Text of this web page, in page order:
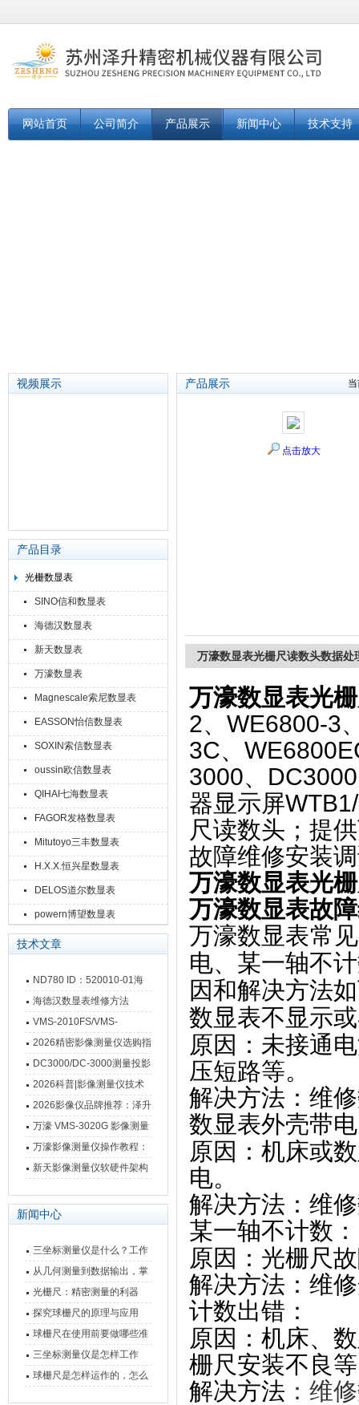
网站首页 公司简介 产品展示 新闻中心 技术支持
视频展示
产品目录
光栅数显表
SINO信和数显表
海德汉数显表
新天数显表
万濠数显表
Magnescale索尼数显表
EASSON怡信数显表
SOXIN索信数显表
oussin欧信数显表
QIHAI七海数显表
FAGOR发格数显表
Mitutoyo三丰数显表
H.X.X.恒兴星数显表
DELOS道尔数显表
powern博望数显表
技术文章
ND780 ID：520010-01海
德汉数显表故障维修内容
海德汉数显表维修方法
VMS-2010FS/VMS-
3020FS/VMS-4030FS手动
影像测量仪技术参数
2026精密影像测量仪选购指
南 靠谱品牌一站式选型推荐
DC3000/DC-3000测量投影
仪万濠数据处理器数显表故
障维修方法
2026科普|影像测量仪技术
原理、分类及选型应用
2026影像仪品牌推荐：泽升
影像测量仪选型指南
万濠 VMS-3020G 影像测量
仪技术规格与应用解析
万濠影像测量仪操作教程：
从开机到出报告，新手也能
新天影像测量仪软硬件架构
新闻中心
三坐标测量仪是什么？工作
原理、分类与核心功能一次
讲清
从几何测量到数据输出，掌
握万濠影像测量仪的六大核
心能力
光栅尺：精密测量的利器
探究球栅尺的原理与应用
球栅尺在使用前要做哪些准
备工作？
三坐标测量仪是怎样工作
的，功能有什么优势？
球栅尺是怎样运作的，怎么
产品展示
点击放大
万濠数显表光栅尺读数头数据处
万濠数显表光
2、WE6800-3
3C、
3000、
器显示屏
尺读数头；提
故障维修安装
万濠数显表光
万濠数显表故
万濠数显表常
电、某一轴不
因和解决方法
数显表不显示
原因 ：未接通
压短路等。
解决方法 ：维
数显表外壳带电
原因 ：机床或
电。
解决方法 ：维
某一轴不计数 ‌：
原因 ：光栅尺
解决方法 ：维
计数出错 ‌：
原因 ：机床、
栅尺安装不良
解决方法 ：维